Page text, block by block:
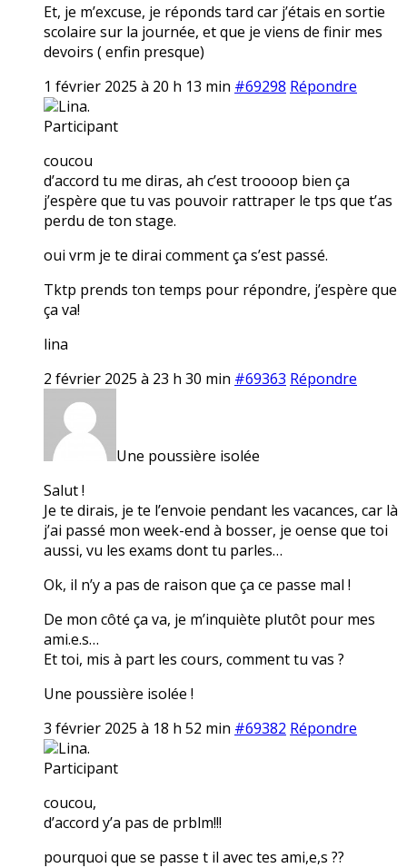
Et, je m’excuse, je réponds tard car j’étais en sortie
scolaire sur la journée, et que je viens de finir mes
devoirs ( enfin presque)
1 février 2025 à 20 h 13 min #69298 Répondre
Lina.
Participant
coucou
d’accord tu me diras, ah c’est troooop bien ça
j’espère que tu vas pouvoir rattraper le tps que t’as
perdu de ton stage.
oui vrm je te dirai comment ça s’est passé.
Tktp prends ton temps pour répondre, j’espère que
ça va!
lina
2 février 2025 à 23 h 30 min #69363 Répondre
Une poussière isolée
Salut !
Je te dirais, je te l’envoie pendant les vacances, car là
j’ai passé mon week-end à bosser, je oense que toi
aussi, vu les exams dont tu parles…
Ok, il n’y a pas de raison que ça ce passe mal !
De mon côté ça va, je m’inquiète plutôt pour mes
ami.e.s…
Et toi, mis à part les cours, comment tu vas ?
Une poussière isolée !
3 février 2025 à 18 h 52 min #69382 Répondre
Lina.
Participant
coucou,
d’accord y’a pas de prblm!!!
pourquoi que se passe t il avec tes ami,e,s ??